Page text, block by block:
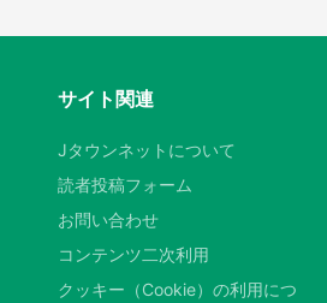
サイト関連
Jタウンネットについて
読者投稿フォーム
お問い合わせ
コンテンツ二次利用
クッキー（Cookie）の利用につ